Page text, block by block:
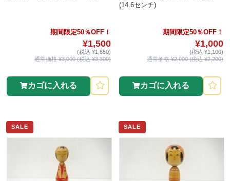
期間限定50％OFF！
¥1,500
(税込 ¥1,650)
通常価格 ¥3,000 (税込 ¥3,300)
カゴに入れる
(14.6センチ)
期間限定50％OFF！
¥1,000
(税込 ¥1,100)
通常価格 ¥2,000 (税込 ¥2,200)
カゴに入れる
SALE SALE